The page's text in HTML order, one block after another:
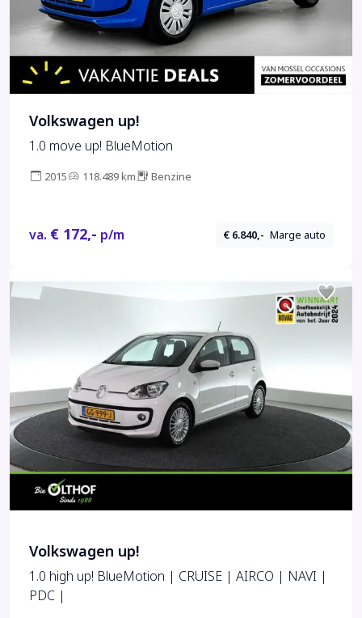
Volkswagen up!
1.0 move up! BlueMotion
2015 118.489 km Benzine
va. € 172,- p/m € 6.840,- Marge auto
Volkswagen up!
1.0 high up! BlueMotion | CRUISE | AIRCO | NAVI |
PDC |